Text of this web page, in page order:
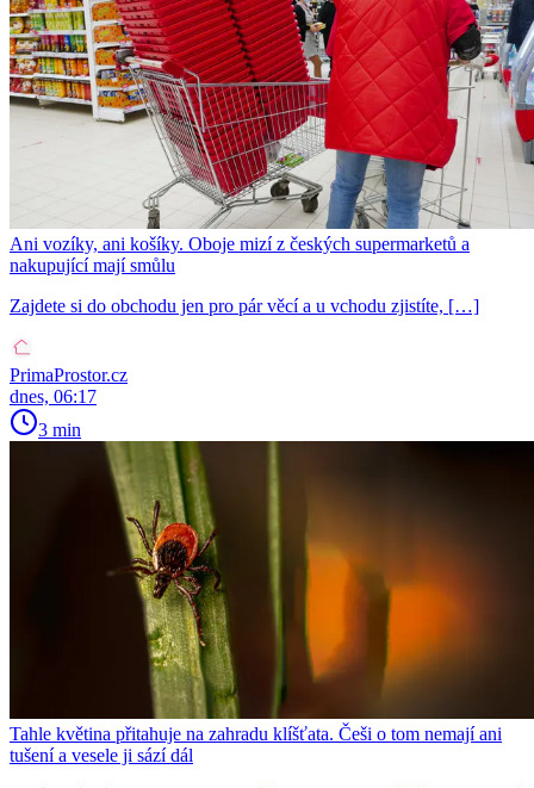
Ani vozíky, ani košíky. Oboje mizí z českých supermarketů a
nakupující mají smůlu
Zajdete si do obchodu jen pro pár věcí a u vchodu zjistíte, […]
PrimaProstor.cz
dnes, 06:17
3 min
Tahle květina přitahuje na zahradu klíšťata. Češi o tom nemají ani
tušení a vesele ji sází dál